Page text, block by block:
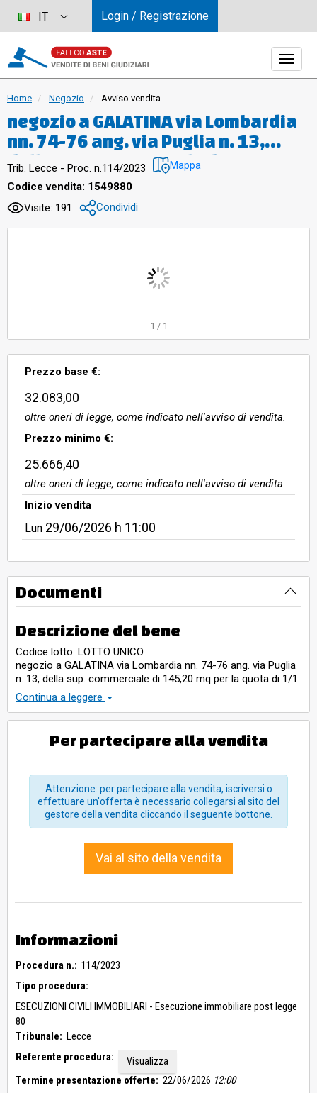
Home Negozio Avviso vendita
negozio a GALATINA via Lombardia
nn. 74-76 ang. via Puglia n. 13,
della sup. commerciale di 145,20
mq per la quota di 1/1 di piena
proprietà. Bene immobile adibito a
locale commerciale posto a piano
via Lombardia civico 74-76,
con relativo antibagno. Il locale
commerciale è attuamente
utilizzato come attività
commerciale di autoricambi. L'unità
immobiliare è posta al piano T
Trib. Lecce - Proc. n.114/2023 Mappa
Codice vendita: 1549880
Visite: 191
Condividi
1 / 1
Prezzo base €:
32.083,00
oltre oneri di legge, come indicato nell'avviso di vendita.
Prezzo minimo €:
25.666,40
oltre oneri di legge, come indicato nell'avviso di vendita.
Inizio vendita
Lun 29/06/2026 h 11:00
Documenti
Descrizione del bene
Codice lotto: LOTTO UNICO
negozio a GALATINA via Lombardia nn. 74-76 ang. via Puglia
n. 13, della sup. commerciale di 145,20 mq per la quota di 1/1
di piena proprietà. Bene immobile adibito a locale
commerciale posto a piano terra per una superficie
complcon accesso da via Puglia civico 13 e da via Lombardia
civico 74-76, composto da ampio locale,due w.c. con relativo
antibagno. Il locale commerciale è attuamente utilizzato
è posta al piano T
Continua a leggere
Per partecipare alla vendita
Attenzione: per partecipare alla vendita, iscriversi o
effettuare un'offerta è necessario collegarsi al sito del
gestore della vendita cliccando il seguente bottone.
Vai al sito della vendita
Informazioni
Procedura n.: 114/2023
Tipo procedura:
ESECUZIONI CIVILI IMMOBILIARI - Esecuzione immobiliare post legge
80
Tribunale: Lecce
Referente procedura:
Visualizza
Termine presentazione offerte: 22/06/2026 12:00
IT Login / Registrazione